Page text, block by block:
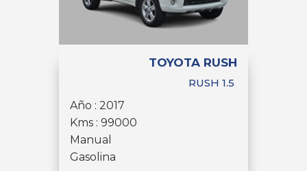
TOYOTA RUSH
RUSH 1.5
Año : 2017
Kms : 99000
Manual
Gasolina